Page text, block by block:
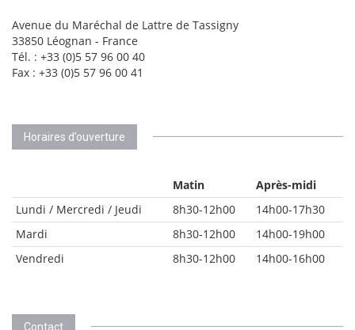
Avenue du Maréchal de Lattre de Tassigny
33850 Léognan - France
Tél. : +33 (0)5 57 96 00 40
Fax : +33 (0)5 57 96 00 41
Horaires d’ouverture
Matin
Après-midi
Lundi / Mercredi / Jeudi
8h30-12h00
14h00-17h30
Mardi
8h30-12h00
14h00-19h00
Vendredi
8h30-12h00 14h00-16h00
Contact